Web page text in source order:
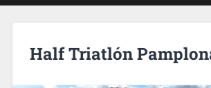
Half Triatlón